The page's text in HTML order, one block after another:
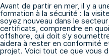
Avant de partir en mer, il y a
formation à la sécurité : la
soyez nouveau dans le
certificats, comprendre en
offshore, qui doit s'y
aidera à rester en conformité
projet. Voici tout ce que vous